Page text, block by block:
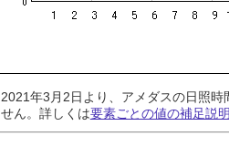
2021年3月2日より、アメダスの日照
せん。詳しくは要素ごとの値の補足説明